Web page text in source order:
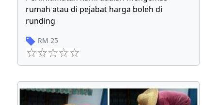
rumah atau di pejabat harga boleh di
runding
RM 25